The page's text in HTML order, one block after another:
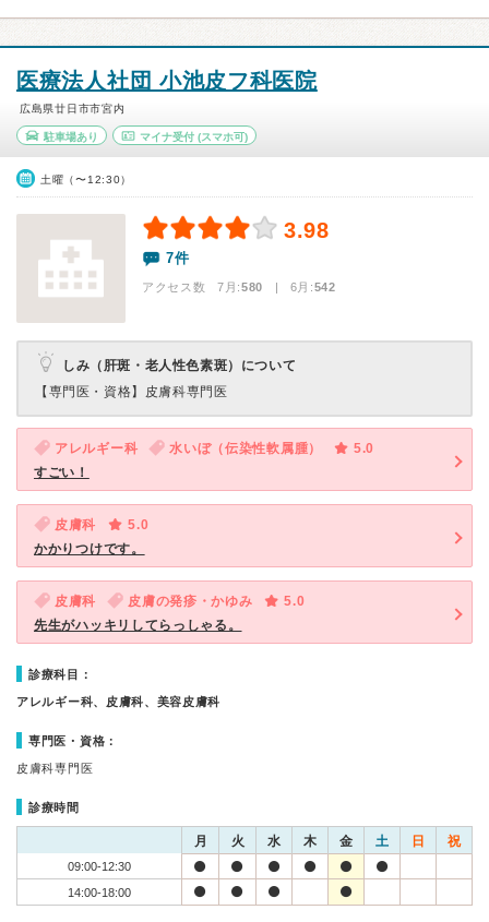
医療法人社団 小池皮フ科医院
広島県廿日市市宮内
駐車場あり マイナ受付(スマホ可)
土曜（〜12:30）
3.98
7件
アクセス数 7月:580 | 6月:542
しみ（肝斑・老人性色素斑）について
【専門医・資格】 皮膚科専門医
アレルギー科 水いぼ（伝染性軟属腫）
5.0
すごい！
皮膚科
5.0
かかりつけです。
皮膚科 皮膚の発疹・かゆみ
5.0
先生がハッキリしてらっしゃる。
診療科目：
アレルギー科、皮膚科、美容皮膚科
専門医・資格：
皮膚科専門医
診療時間
月 火 水 木 金 土 日 祝
09:00-12:30
14:00-18:00